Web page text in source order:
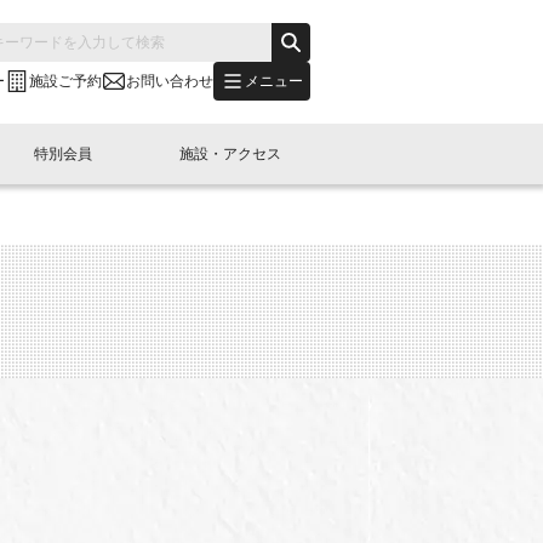
施設ご予約 お問い合わせ メニュー
別会員開催
展・参加
"LINK-BioBAY TOKYO"？
(News Letter)
コラム
ュース・事業紹介
ベント
LINK-J WEST
容
本橋エリアについて
特別会員
し込み
施設・アクセス
予約